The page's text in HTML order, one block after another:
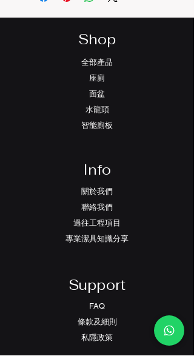
Shop
全部產品
座廁
面盆
水龍頭
智能廁板
Info
關於我們
聯絡我們
過往工程項目
專業潔具知識分享
Support
FAQ
條款及細則
​私隱政策